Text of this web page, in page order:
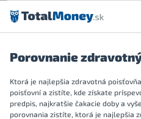
Preskočiť na obsah
Porovnanie
Ktorá je najlepšia zdravotná
poisťovní a zistíte, kde získate
predpis, najkratšie čakacie doby a
porovnania zistíte, ktorá je najlepšia